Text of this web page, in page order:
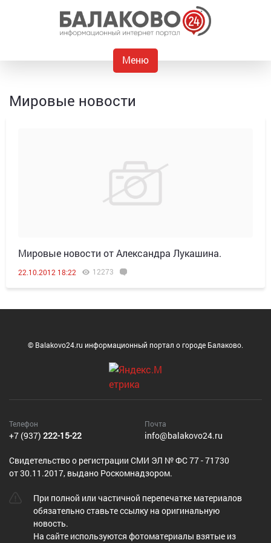
Меню
Мировые новости
Мировые новости от Александра Лукашина.
22.10.2012 18:22 12273
© Balakovo24.ru информационный портал о городе Балаково.
Телефон
+7 (937) 222-15-22
Почта
info@balakovo24.ru
Cвидетельство о регистрации СМИ ЭЛ № ФС 77 - 71730
от 30.11.2017, выдано Роскомнадзором.
При полной или частичной перепечатке материалов
обязательно ставьте ссылку на оригинальную
новость.
На сайте используются фотоматериалы взятые из